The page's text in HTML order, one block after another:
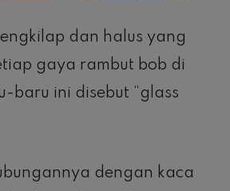
dan halus yang
gaya rambut bob di
baru ini disebut “glass
dengan kaca